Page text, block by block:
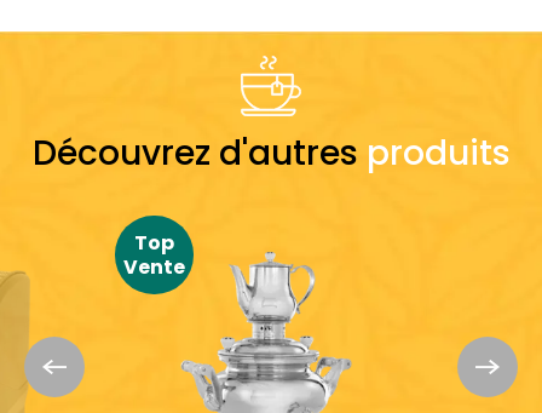
Découvrez d'autres produits
Top
Vente